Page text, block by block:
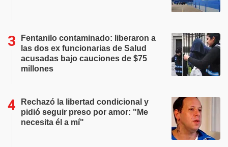
Fentanilo contaminado: liberaron a
las dos ex funcionarias de Salud
acusadas bajo cauciones de $75
millones
Rechazó la libertad condicional y
pidió seguir preso por amor: "Me
necesita él a mí"